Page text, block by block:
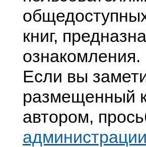
книг,
ознакомления.
Если вы
размещенный
автором,
администрации